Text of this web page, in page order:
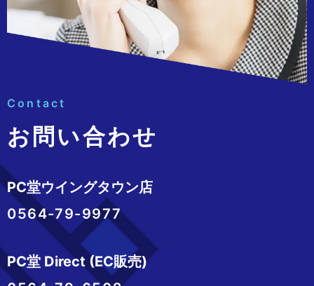
Contact
お問い合わせ
PC堂ウイングタウン店
0564-79-9977
PC堂 Direct (EC販売)